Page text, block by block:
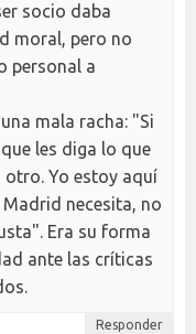
socio daba
moral, pero no
personal a
mala racha: "Si
les diga lo que
otro. Yo estoy aquí
necesita, no
Era su forma
ante las críticas
Responder